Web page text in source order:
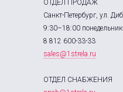
ОТДЕЛ ПРОДАЖ
Санкт-Петербург, ул.
9:30–18:00
8 812 600-33-33
sales@1strela.ru
ОТДЕЛ СНАБЖЕНИЯ